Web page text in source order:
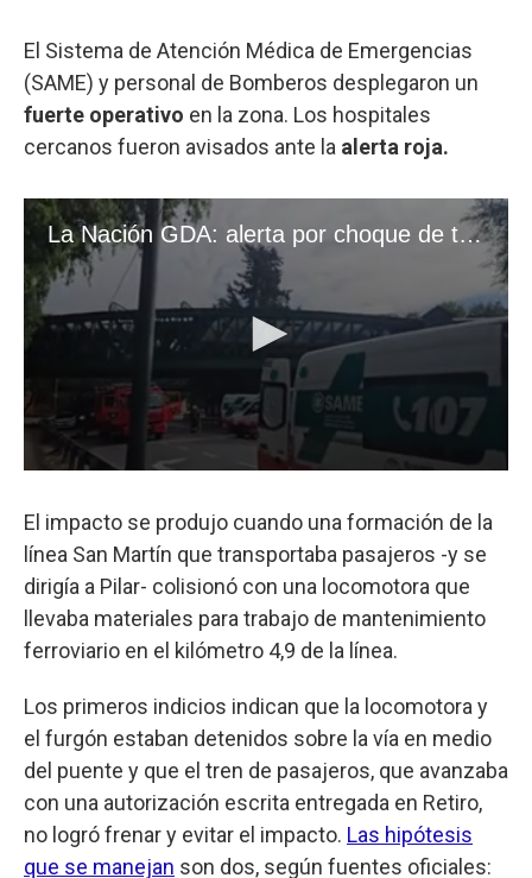
El Sistema de Atención Médica de Emergencias
(SAME) y personal de Bomberos desplegaron un
fuerte operativo en la zona. Los hospitales
cercanos fueron avisados ante la alerta roja.
El impacto se produjo cuando una formación de la
línea San Martín que transportaba pasajeros -y se
dirigía a Pilar- colisionó con una locomotora que
llevaba materiales para trabajo de mantenimiento
ferroviario en el kilómetro 4,9 de la línea.
Los primeros indicios indican que la locomotora y
el furgón estaban detenidos sobre la vía en medio
del puente y que el tren de pasajeros, que avanzaba
con una autorización escrita entregada en Retiro,
no logró frenar y evitar el impacto. Las hipótesis
que se manejan son dos, según fuentes oficiales: